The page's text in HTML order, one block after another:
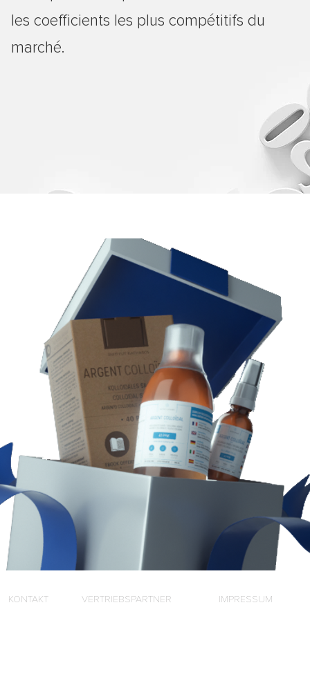
les coefficients les plus compétitifs du
marché.
KONTAKT VERTRIEBSPARTNER IMPRESSUM